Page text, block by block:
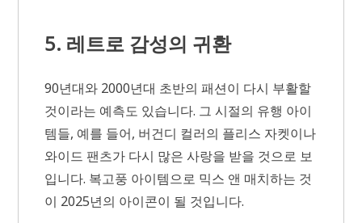
5. 레트로 감성의 귀환
90년대와 2000년대 초반의 패션이 다시 부활할
것이라는 예측도 있습니다. 그 시절의 유행 아이
템들, 예를 들어, 버건디 컬러의 플리스 자켓이나
와이드 팬츠가 다시 많은 사랑을 받을 것으로 보
입니다. 복고풍 아이템으로 믹스 앤 매치하는 것
이 2025년의 아이콘이 될 것입니다.